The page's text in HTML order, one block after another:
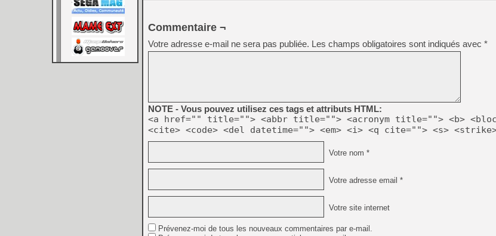
Commentaire ¬
Votre adresse e-mail ne sera pas publiée. Les champs obligatoires sont indiqués avec *
NOTE - Vous pouvez utilisez ces tags et attributs HTML:
<a href="" title=""> <abbr title=""> <acronym title=""> <b>
<cite> <code> <del datetime=""> <em> <i> <q cite=""> <s>
Votre nom *
Votre adresse email *
Votre site internet
Prévenez-moi de tous les nouveaux commentaires par e-mail.